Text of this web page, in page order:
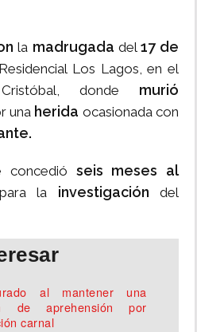
la madrugada del 17 de
Los Lagos, en el
donde murió
una herida ocasionada con
concedió seis meses al
la investigacióndel
al mantener una
de aprehensión por
carnal